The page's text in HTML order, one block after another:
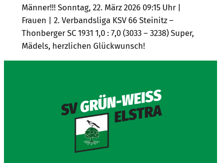
Männer!!! Sonntag, 22. März 2026 09:15 Uhr |
Frauen | 2. Verbandsliga KSV 66 Steinitz –
Thonberger SC 1931 1,0 : 7,0 (3033 – 3238) Super,
Mädels, herzlichen Glückwunsch!